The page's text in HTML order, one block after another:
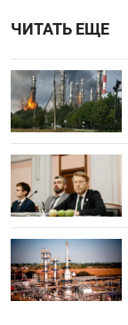
ЧИТАТЬ ЕЩЕ